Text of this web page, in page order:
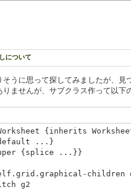
について
うに思って探してみましたが、見
ませんが、サブクラス作って以下
{inherits
...}
{splice ...}}
children
g2